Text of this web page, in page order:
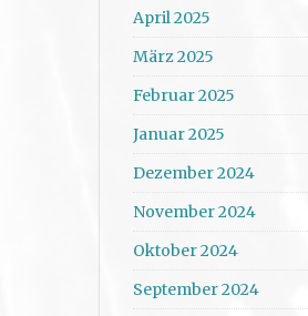
April 2025
März 2025
Februar 2025
Januar 2025
Dezember 2024
November 2024
Oktober 2024
September 2024